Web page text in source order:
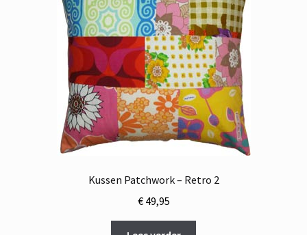
Kussen Patchwork – Retro 2
€49,95